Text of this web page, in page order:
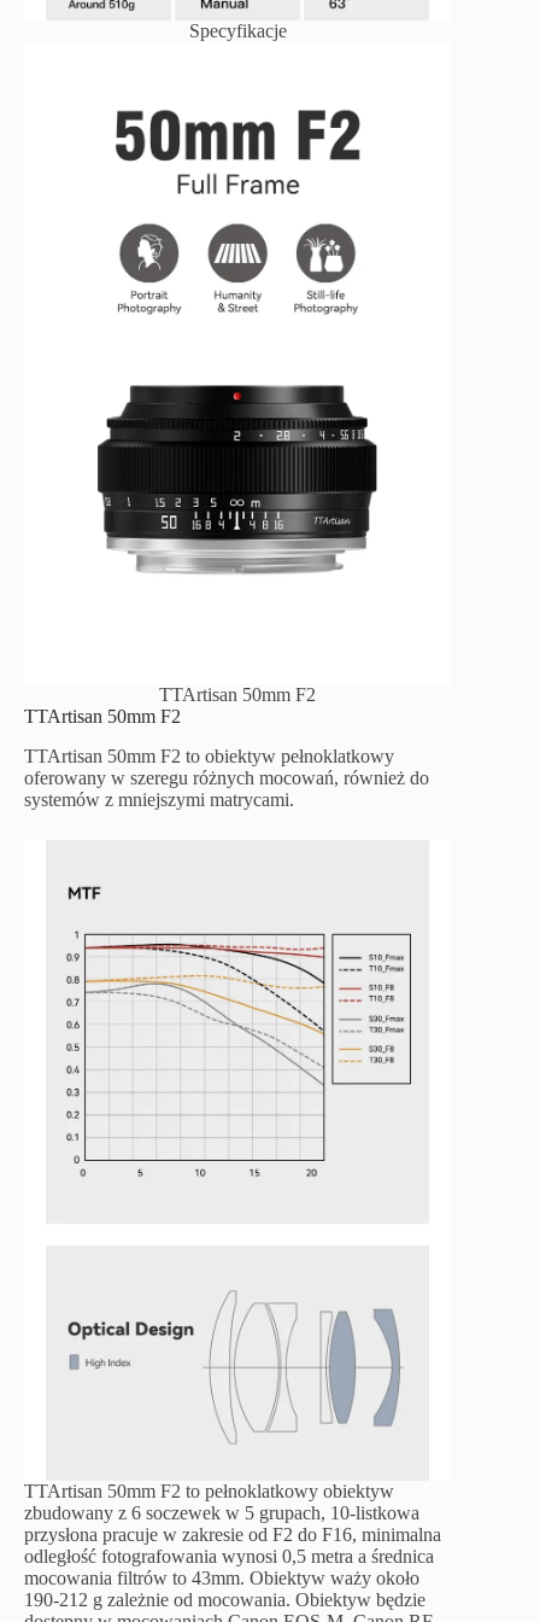
Specyfikacje
TTArtisan 50mm F2
TTArtisan 50mm F2
TTArtisan 50mm F2 to obiektyw pełnoklatkowy
oferowany w szeregu różnych mocowań, również do
systemów z mniejszymi matrycami.
TTArtisan 50mm F2 to pełnoklatkowy obiektyw
zbudowany z 6 soczewek w 5 grupach, 10-listkowa
przysłona pracuje w zakresie od F2 do F16, minimalna
odległość fotografowania wynosi 0,5 metra a średnica
mocowania filtrów to 43mm. Obiektyw waży około
190-212 g zależnie od mocowania. Obiektyw będzie